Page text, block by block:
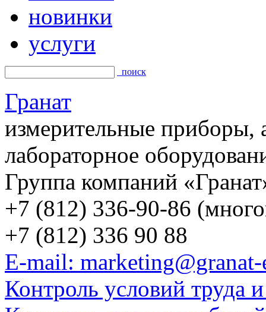
новинки
услуги
поиск
Гранат
измерительные приборы,
лабораторное
Группа компаний
+7 (812) 336-90-86
+7 (812) 336 90 88
E-mail:
Контроль условий труда